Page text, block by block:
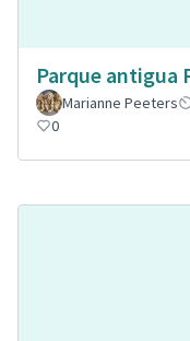
Parque antigua
Marianne Peeters
0